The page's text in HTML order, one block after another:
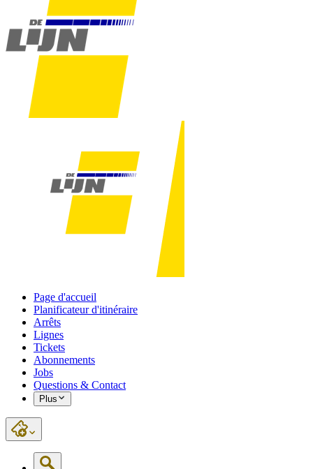
Page d'accueil
Planificateur d'itinéraire
Arrêts
Lignes
Tickets
Abonnements
Jobs
Questions & Contact
Plus